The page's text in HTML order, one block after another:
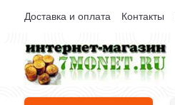
Доставка и оплата Контакты